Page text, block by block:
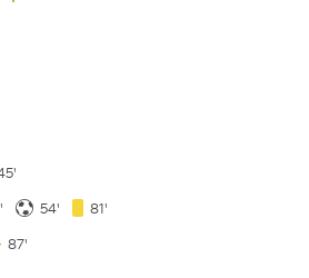
40. minute
54' 54. minute
81'
87'